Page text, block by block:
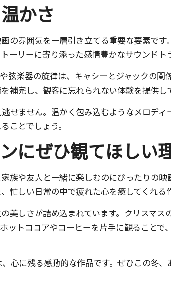
かさ
の雰囲気を一層引き立てる重要な要素で
ーリーに寄り添った感情豊かなサウンドト
弦楽器の旋律は、キャシーとジャックの
補完し、観客に忘れられない体験を提供し
せません。温かく包み込むようなメロデ
ことでしょう。
にぜひ観てほしい
族や友人と一緒に楽しむのにぴったりの
忙しい日常の中で疲れた心を癒してくれる
美しさが詰め込まれています。クリスマ
ットココアやコーヒーを片手に観ることで
心に残る感動的な作品です。ぜひこの冬